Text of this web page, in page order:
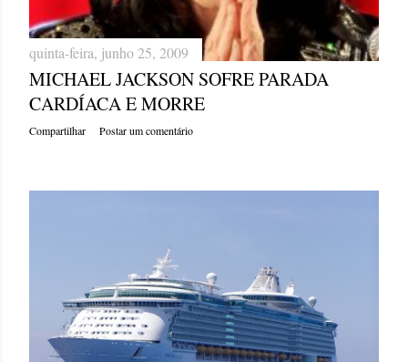
quinta-feira, junho 25, 2009
MICHAEL JACKSON SOFRE PARADA
CARDÍACA E MORRE
Compartilhar Postar um comentário